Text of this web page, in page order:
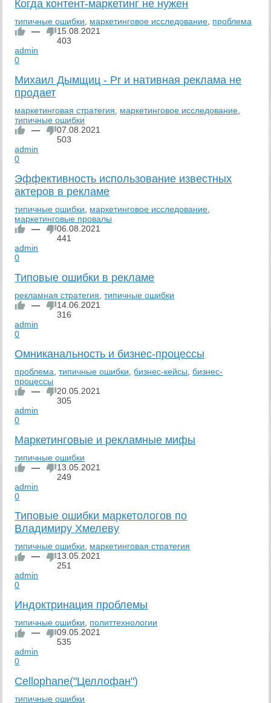
Когда контент-маркетинг не нужен
типичные ошибки маркетинговое исследование проблема
—
15.08.2021
403
admin
0
Михаил Дымщиц - Pr и нативная реклама не
продает
маркетинговая стратегия маркетинговое исследование
типичные ошибки
—
07.08.2021
503
admin
0
Эффективность использование известных
актеров в рекламе
типичные ошибки маркетинговое исследование
маркетинговые провалы
—
06.08.2021
441
admin
0
Типовые ошибки в рекламе
рекламная стратегия ,типичные ошибки
—
14.06.2021
316
admin
0
Омниканальность и бизнес-процессы
проблема ,типичные ошибки ,бизнес-кейсы ,бизнес-
процессы
—
20.05.2021
305
admin
0
Маркетинговые и рекламные мифы
типичные ошибки
—
13.05.2021
249
admin
0
Типовые ошибки маркетологов по
Владимиру Хмелеву
типичные ошибки, маркетинговая стратегия
—
13.05.2021
251
admin
0
Индоктринация проблемы
типичные ошибки, политтехнологии
—
09.05.2021
535
admin
0
Cellophane("Целлофан")
типичные ошибки